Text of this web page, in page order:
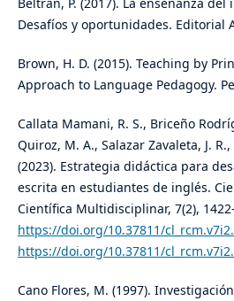
Desafíos y oportunidades. Editorial
Brown, H. D. (2015). Teaching by
Approach to Language Pedagogy.
Callata Mamani, R. S., Briceño
Quiroz, M. A., Salazar Zavaleta, J. R.,
(2023). Estrategia didáctica para
escrita en estudiantes de inglés.
Científica Multidisciplinar, 7(2),
https://doi.org/10.37811/
https://doi.org/10.37811/
Cano Flores, M. (1997).